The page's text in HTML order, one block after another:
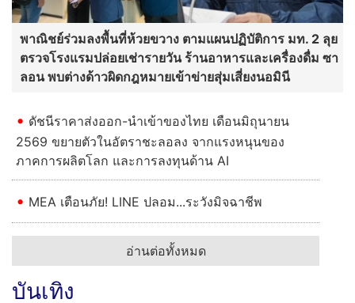
พาณิชย์ร่วมลงพื้นที่ห้วยขวาง ตามแผนปฏิบัติการ มท. 2 ลุย
ตรวจโรงแรมปล่อยเช่ารายวัน ร้านอาหารและเครื่องดื่ม ซา
ลอน พบต่างด้าวผิดกฎหมายเข้าข่ายสุ่มเสี่ยงนอมินี
ดัชนีราคาส่งออก-นำเข้าของไทย เดือนมิถุนายน
2569 ขยายตัวในอัตราชะลอลง จากแรงหนุนของ
ภาคการผลิตโลก และการลงทุนด้าน AI
MEA เตือนภัย! LINE ปลอม...ระวังมิจฉาชีพ
อ่านต่อทั้งหมด
บันเทิง